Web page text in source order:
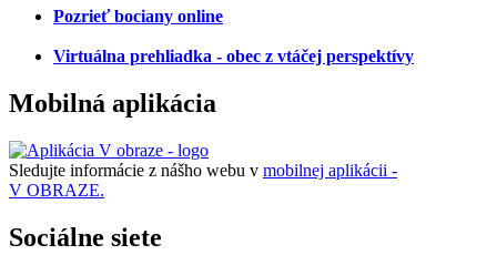
Pozrieť bociany online
Virtuálna prehliadka - obec z vtáčej perspektívy
Mobilná aplikácia
Sledujte informácie z nášho webu v mobilnej aplikácii -
V OBRAZE.
Sociálne siete